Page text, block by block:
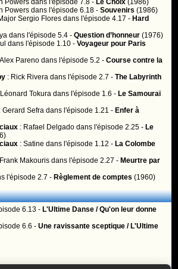
Powers dans l'épisode 7.8 - Le Choix (1986)
Powers dans l'épisode 6.18 -Souvenirs (1986)
Sergio Flores dans l'épisode 4.17 - Hard
dans l'épisode 5.4 -Question d’honneur (1976)
dans l'épisode 1.10 -Voyageur pour Paris
Alex Pareno dans l'épisode 5.2 -Course contre la
: Rick Rivera dans l'épisode 2.7 -The Labyrinth
Léonard Tokura dans l'épisode 1.6 - Le Samouraï
:Gerard Sefra dans l'épisode 1.21 - Enfer à
: Rafael Delgado dans l'épisode 2.25 - Le
:Satine dans l'épisode 1.12 - La Colombe
Frank Makouris dans l'épisode 2.27 - Meurtre par
l'épisode 2.7 - Règlement de comptes (1960)
6.13 - L'Ultime Danse / Qu'on leur donne
6.6 -Une ravissante sceptique / L'Ultime